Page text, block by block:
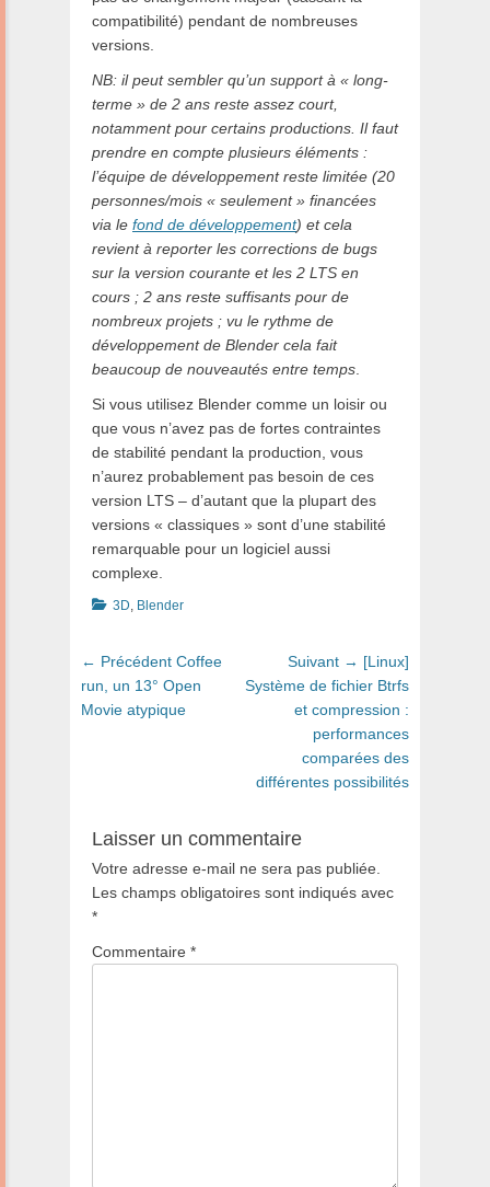
compatibilité) pendant de nombreuses
versions.
NB: il peut sembler qu’un support à « long-
terme » de 2 ans reste assez court,
notamment pour certains productions. Il faut
prendre en compte plusieurs éléments :
l’équipe de développement reste limitée (20
personnes/mois « seulement » financées
via le fond de développement) et cela
revient à reporter les corrections de bugs
sur la version courante et les 2 LTS en
cours ; 2 ans reste suffisants pour de
nombreux projets ; vu le rythme de
développement de Blender cela fait
beaucoup de nouveautés entre temps
Si vous utilisez Blender comme un loisir ou
que vous n’avez pas de fortes contraintes
de stabilité pendant la production, vous
n’aurez probablement pas besoin de ces
version LTS – d’autant que la plupart des
versions « classiques » sont d’une stabilité
remarquable pour un logiciel aussi
complexe.
Catégories
3D Blender
Navigation
de
l’article
← Précédent Article
précédent
:
Coffee
run, un 13° Open
Movie atypique
Suivant → Article
suivant
:
[Linux]
Système de fichier Btrfs
et compression :
performances
comparées des
différentes possibilités
Laisser un commentaire
Votre adresse e-mail ne sera pas publiée.
Les champs obligatoires sont indiqués avec
*
Commentaire *